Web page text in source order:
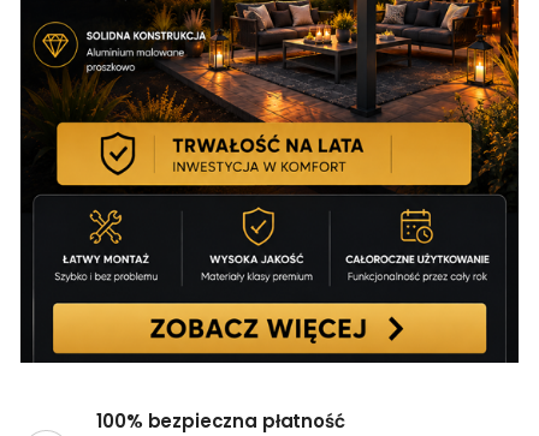
100% bezpieczna płatność